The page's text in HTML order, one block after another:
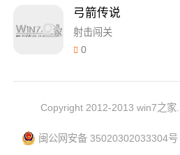
弓箭传说
射击闯关
0
Copyright 2012-2013 win7之家
闽公网安备 35020302033304号